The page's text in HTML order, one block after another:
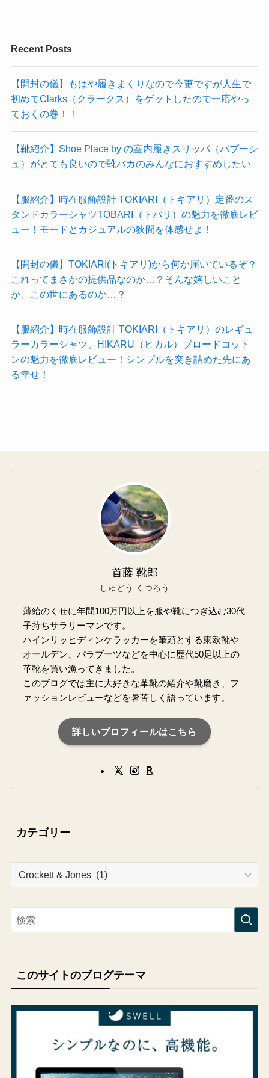
Recent Posts
【開封の儀】もはや履きまくりなので今更ですが人生で
初めてClarks（クラークス）をゲットしたので一応やっ
ておくの巻！！
【靴紹介】Shoe Place by の室内履きスリッパ（バブーシ
ュ）がとても良いので靴バカのみんなにおすすめしたい
【服紹介】時在服飾設計 TOKIARI（トキアリ）定番のス
タンドカラーシャツTOBARI（トバリ）の魅力を徹底レビ
ュー！モードとカジュアルの狭間を体感せよ！
【開封の儀】TOKIARI(トキアリ)から何か届いているぞ？
これってまさかの提供品なのか…？そんな嬉しいこと
が、この世にあるのか…？
【服紹介】時在服飾設計 TOKIARI（トキアリ）のレギュ
ラーカラーシャツ、HIKARU（ヒカル）ブロードコット
ンの魅力を徹底レビュー！シンプルを突き詰めた先にあ
る幸せ！
首藤 靴郎
しゅどう くつろう
薄給のくせに年間100万円以上を服や靴につぎ込む30代
子持ちサラリーマンです。
ハインリッヒディンケラッカーを筆頭とする東欧靴や
オールデン、パラブーツなどを中心に歴代50足以上の
革靴を買い漁ってきました。
このブログでは主に大好きな革靴の紹介や靴磨き、フ
ァッションレビューなどを暑苦しく語っています。
詳しいプロフィールはこちら
カテゴリー
リ
ー
このサイトのブログテーマ